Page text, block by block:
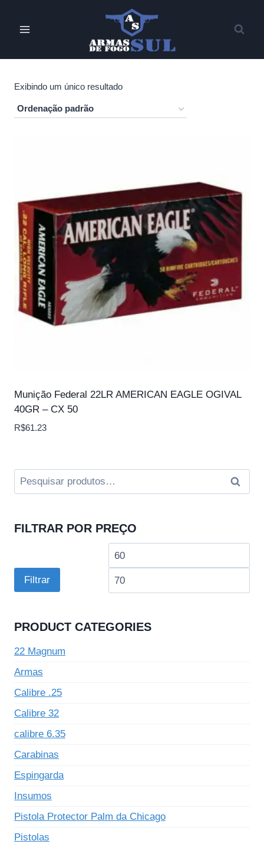
Exibindo um único resultado
Munição Federal 22LR AMERICAN EAGLE OGIVAL
40GR – CX 50
R$61.23
Pesquisar
por:
FILTRAR POR PREÇO
Preço
Filtrar
PRODUCT CATEGORIES
22 Magnum
Armas
Calibre .25
Calibre 32
calibre 6.35
Carabinas
Espingarda
Insumos
Pistola Protector Palm da Chicago
Pistolas